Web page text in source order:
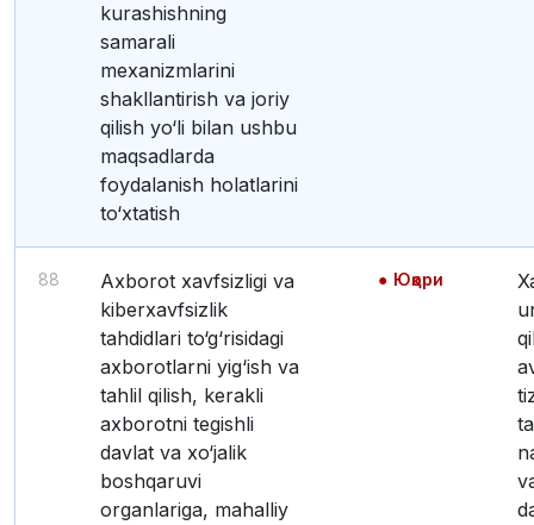
kurashishning
samarali
mexanizmlarini
shakllantirish va joriy
qilish yo‘li bilan ushbu
maqsadlarda
foydalanish holatlarini
to‘xtatish
88
Axborot xavfsizligi va
kiberxavfsizlik
tahdidlari to‘g‘risidagi
axborotlarni yig‘ish va
tahlil qilish, kerakli
axborotni tegishli
davlat va xo‘jalik
boshqaruvi
organlariga, mahalliy
Юқори
Xabar berishning va